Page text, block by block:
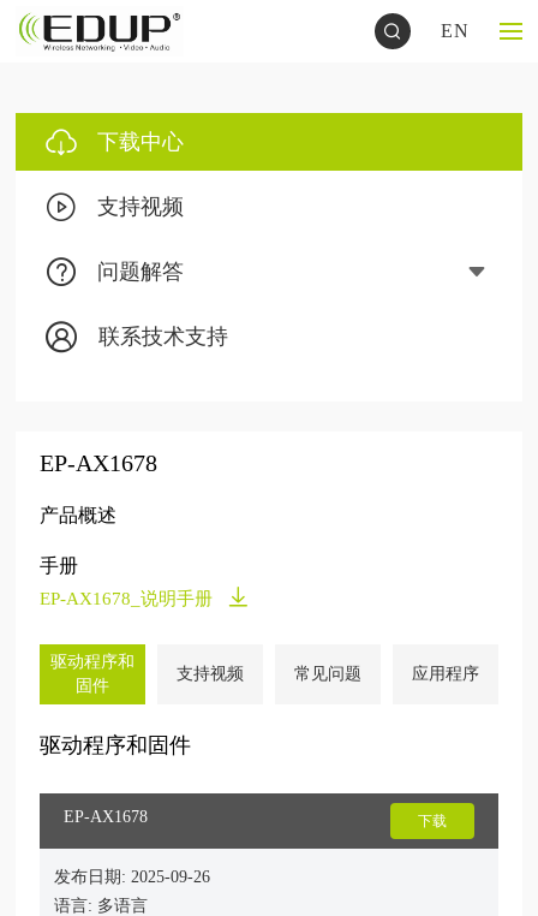
EN
下载中心
支持视频
问题解答
联系技术支持
EP-AX1678
产品概述
手册
EP-AX1678_说明手册
驱动程序和
固件
支持视频 常见问题 应用程序
驱动程序和固件
EP-AX1678 下载
发布日期: 2025-09-26
语言: 多语言